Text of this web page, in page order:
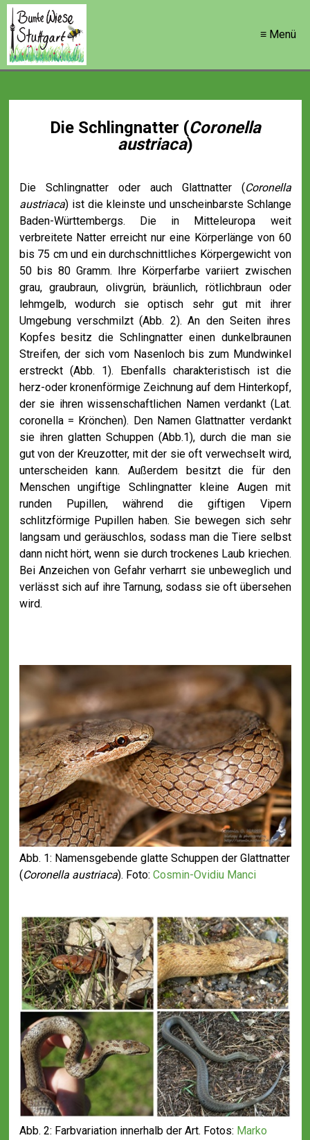
≡ Menü
Die Schlingnatter (Coronella
austriaca)
Die Schlingnatter oder auch Glattnatter (Coronella
austriaca) ist die kleinste und unscheinbarste Schlange
Baden-Württembergs. Die in Mitteleuropa weit
verbreitete Natter erreicht nur eine Körperlänge von 60
bis 75 cm und ein durchschnittliches Körpergewicht von
50 bis 80 Gramm. Ihre Körperfarbe variiert zwischen
grau, graubraun, olivgrün, bräunlich, rötlichbraun oder
lehmgelb, wodurch sie optisch sehr gut mit ihrer
Umgebung verschmilzt (Abb. 2). An den Seiten ihres
Kopfes besitz die Schlingnatter einen dunkelbraunen
Streifen, der sich vom Nasenloch bis zum Mundwinkel
erstreckt (Abb. 1). Ebenfalls charakteristisch ist die
herz-oder kronenförmige Zeichnung auf dem Hinterkopf,
der sie ihren wissenschaftlichen Namen verdankt (Lat.
coronella = Krönchen). Den Namen Glattnatter verdankt
sie ihren glatten Schuppen (Abb.1), durch die man sie
gut von der Kreuzotter, mit der sie oft verwechselt wird,
unterscheiden kann. Außerdem besitzt die für den
Menschen ungiftige Schlingnatter kleine Augen mit
runden Pupillen, während die giftigen Vipern
schlitzförmige Pupillen haben. Sie bewegen sich sehr
langsam und geräuschlos, sodass man die Tiere selbst
dann nicht hört, wenn sie durch trockenes Laub kriechen.
Bei Anzeichen von Gefahr verharrt sie unbeweglich und
verlässt sich auf ihre Tarnung, sodass sie oft übersehen
wird.
Abb. 1: Namensgebende glatte Schuppen der Glattnatter
(Coronella austriaca). Foto: Cosmin-Ovidiu Manci
Abb. 2: Farbvariation innerhalb der Art. Fotos: Marko